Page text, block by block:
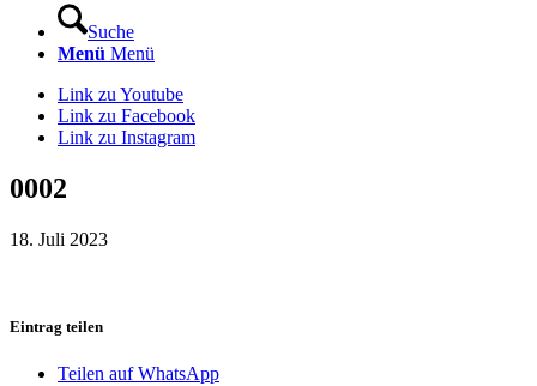
Suche
Menü Menü
Link zu Youtube
Link zu Facebook
Link zu Instagram
0002
18. Juli 2023
Eintrag teilen
Teilen auf WhatsApp